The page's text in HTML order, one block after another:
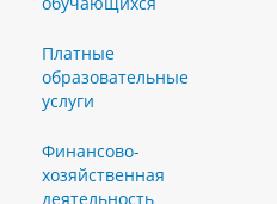
Платные
образовательные
услуги
Финансово-
хозяйственная
деятельность